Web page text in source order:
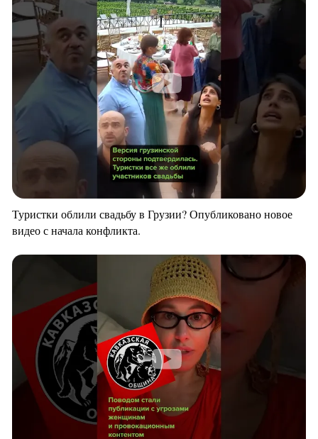
Туристки облили свадьбу в Грузии? Опубликовано новое
видео с начала конфликта.